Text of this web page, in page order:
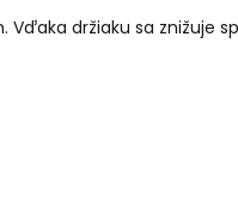
Vďaka držiaku sa znižuje